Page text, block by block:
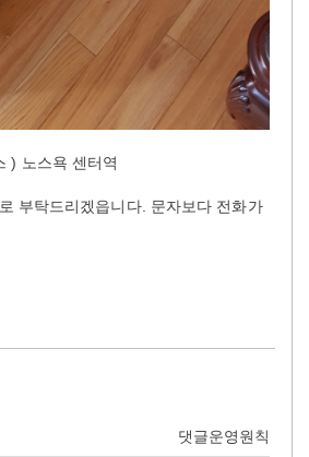
) 노스욕 센터역
부탁드리겠읍니다. 문자보다 전화가
댓글운영원칙